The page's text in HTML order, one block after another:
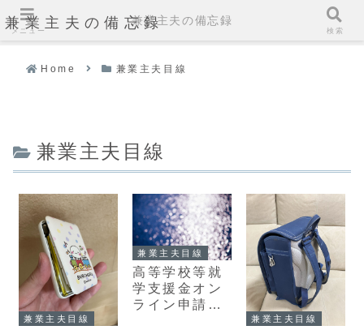
兼業主夫の備忘録
Home 兼業主夫目線
兼業主夫目線
兼業主夫目線
兼業主夫目線
高等学校等就
学支援金オン
ライン申請シ
兼業主夫目線
メニュー
兼業主夫の備忘録
検索